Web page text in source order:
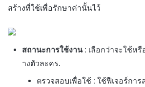
สร้างที่ใช้เพื่อรักษาค่านั้นไว้
สถานะการใช้งาน: เลือกว่าจะใช้หรื
างตัวละคร.
ตรวจสอบเพื่อใช้ : ใช้ฟีเจอร์การ